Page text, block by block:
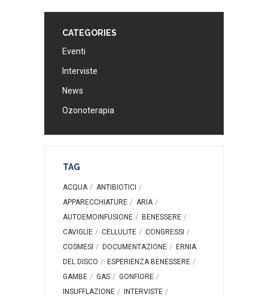
CATEGORIES
Eventi
Interviste
News
Ozonoterapia
TAG
ACQUA
ANTIBIOTICI
APPARECCHIATURE
ARIA
AUTOEMOINFUSIONE
BENESSERE
CAVIGLIE
CELLULITE
CONGRESSI
COSMESI
DOCUMENTAZIONE
ERNIA
DEL DISCO
ESPERIENZA BENESSERE
GAMBE
GAS
GONFIORE
INSUFFLAZIONE
INTERVISTE